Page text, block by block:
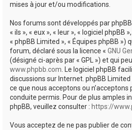
mises à jour et/ou modifications.
Nos forums sont développés par
« ils », « eux », « leur », « logiciel phpBB
« phpBB Limited », « Équipes phpBB »)
forum, déclaré sous la licence « GNU
(désigné ci-après par « GPL ») et qui
www.phpbb.com. Le logiciel phpBB
discussions sur Internet. phpBB Limited
ce que nous acceptons ou
conduite permis. Pour de plus amples
phpBB, veuillez consulter : https://
Vous acceptez de ne pas publier de